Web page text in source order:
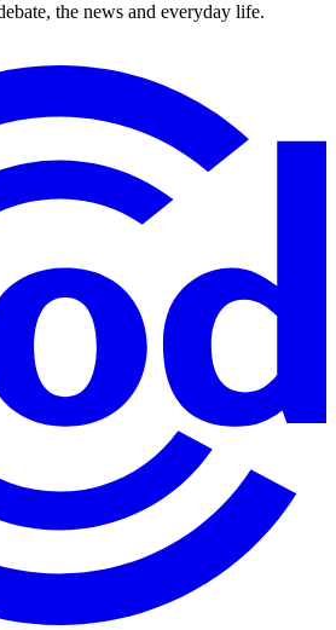
the news and everyday life.